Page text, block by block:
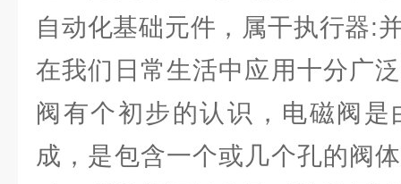
自动化基础元件，属干执行器:
在我们日常生活中应用十分广
阀有个初步的认识，电磁阀
成，是包含一个或几个孔的阀